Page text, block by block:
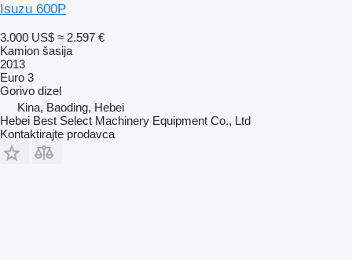
Isuzu 600P
3.000 US$ ≈ 2.597 €
Kamion šasija
2013
Euro 3
Gorivo dizel
Kina, Baoding, Hebei
Hebei Best Select Machinery Equipment Co., Ltd
Kontaktirajte prodavca